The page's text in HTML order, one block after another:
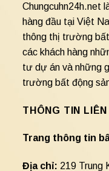
Chungcuhn24h.net
hàng đầu tại Việt
thông thị trường bất
các khách hàng
tư dự án và những
trường bất động
THÔNG TIN LIÊN
Trang thông tin
Địa chỉ: 219 Trung